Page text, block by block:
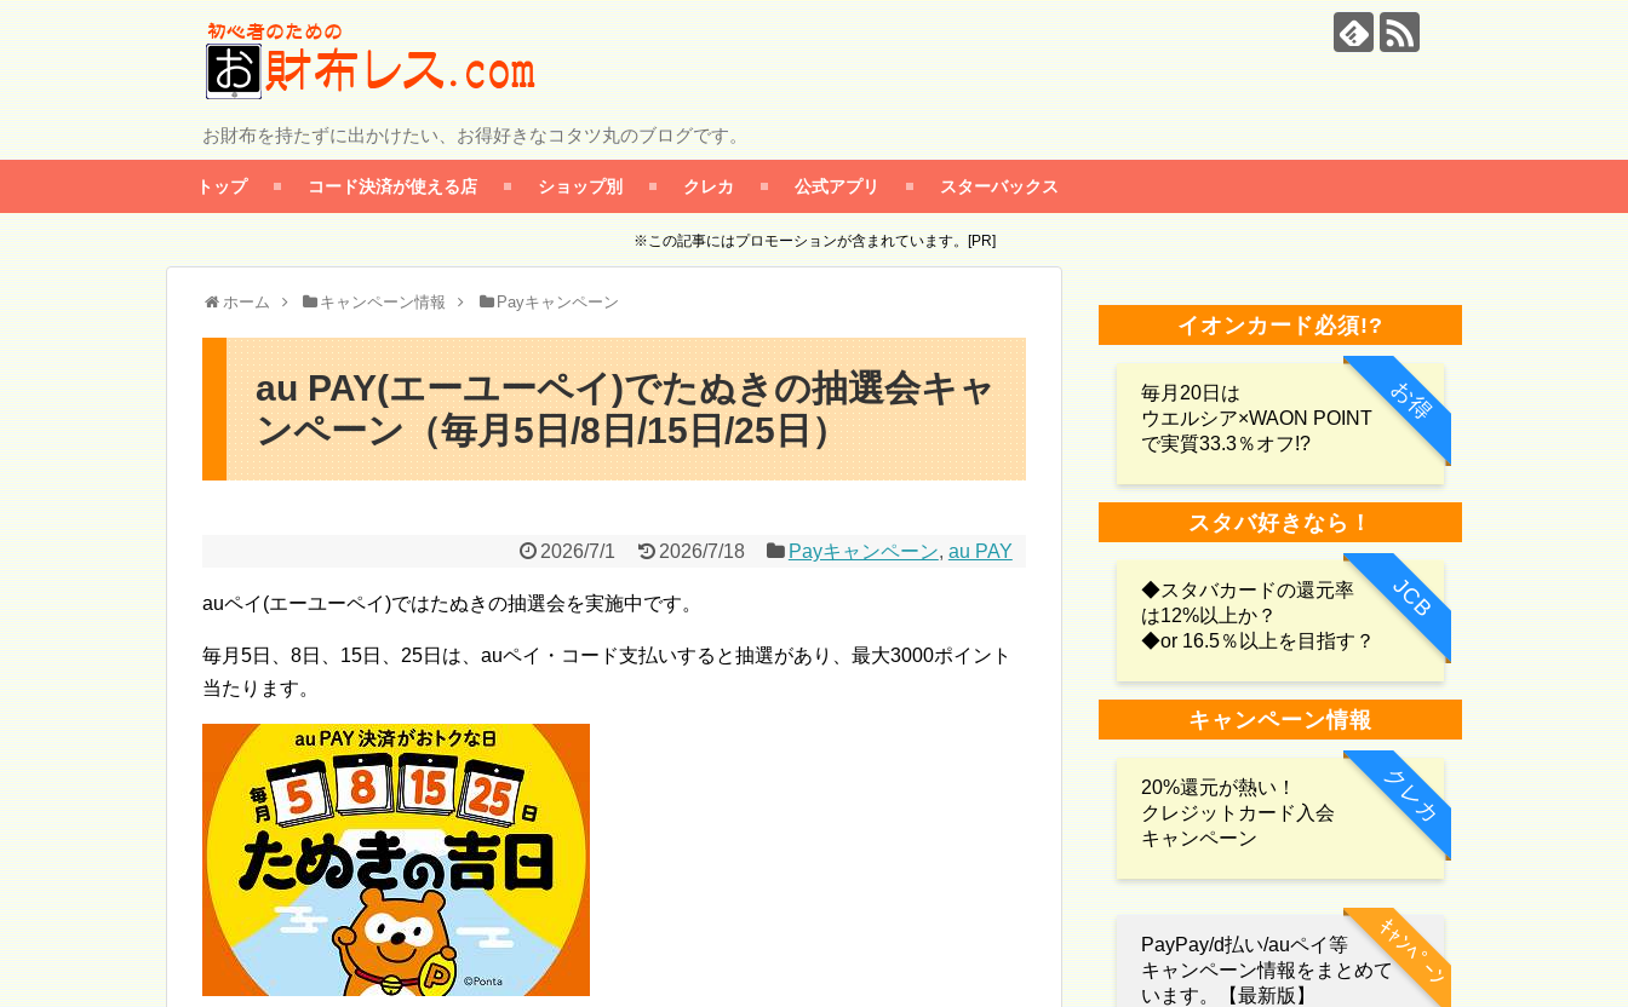
お財布を持たずに出かけたい、お得好きなコタツ丸のブログです。
トップ コード決済が使える店 ショップ別 クレカ 公式アプリ スターバックス
※この記事にはプロモーションが含まれています。[PR]
ホーム キャンペーン情報 Payキャンペーン
au PAY(エーユーペイ)でたぬきの抽選会キャ
ンペーン（毎月5日/8日/15日/25日）
2026/7/1 2026/7/18 Payキャンペーン, au PAY
auペイ(エーユーペイ)ではたぬきの抽選会を実施中です。
毎月5日、8日、15日、25日は、auペイ・コード支払いすると抽選があり、最大3000ポイント
当たります。
イオンカード必須!?
お得
毎月20日は
ウエルシア×WAON POINT
で実質33.3％オフ!?
スタバ好きなら！
JCB
◆スタバカードの還元率
は12%以上か？
◆or 16.5％以上を目指す？
キャンペーン情報
クレカ
20%還元が熱い！
クレジットカード入会
キャンペーン
ｷｬﾝﾍﾟｰﾝ
PayPay/d払い/auペイ等
キャンペーン情報をまとめて
います。【最新版】